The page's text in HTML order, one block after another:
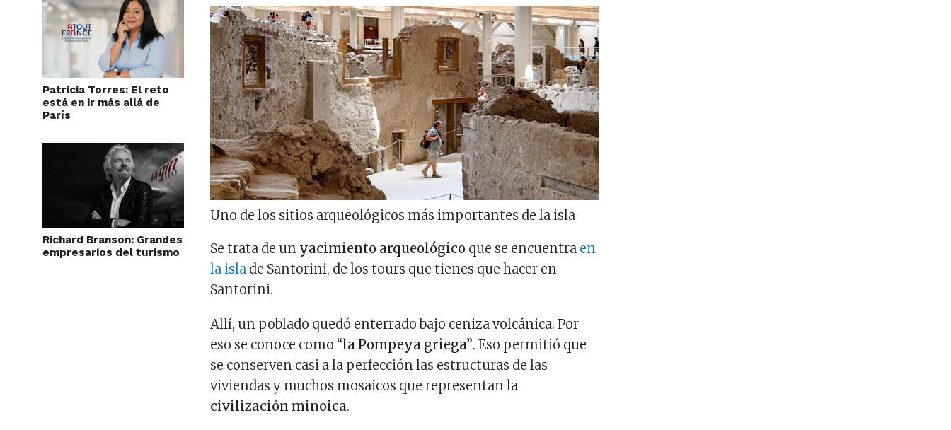
Patricia Torres: El reto
está en ir más allá de
París
Richard Branson: Grandes
empresarios del turismo
Uno de los sitios arqueológicos más importantes de la isla
Se trata de un yacimiento arqueológico que se encuentra en
la isla de Santorini, de los tours que tienes que hacer en
Santorini.
Allí, un poblado quedó enterrado bajo ceniza volcánica. Por
eso se conoce como “la Pompeya griega”. Eso permitió que
se conserven casi a la perfección las estructuras de las
viviendas y muchos mosaicos que representan la
civilización minoica.